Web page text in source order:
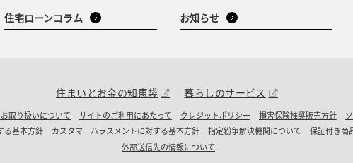
住宅ローンコラム お知らせ
住まいとお金の知恵袋 暮らしのサービス
取り扱いについて サイトのご利用にあたって クレジットポリシー 損害保険推奨販売方針
る基本方針 カスタマーハラスメントに対する基本方針 指定紛争解決機関について
保証付き商
外部送信先の情報について